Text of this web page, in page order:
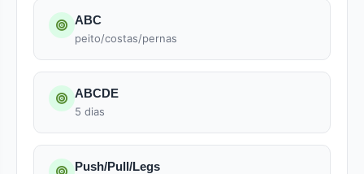
ABC
peito/costas/pernas
ABCDE
5 dias
Push/Pull/Legs